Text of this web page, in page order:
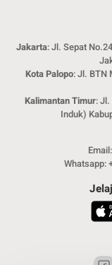
Jakarta: Jl. Sepat
Kota Palopo: Jl. BTN
Kalimantan Timur: Jl.
Induk)
Whatsapp: